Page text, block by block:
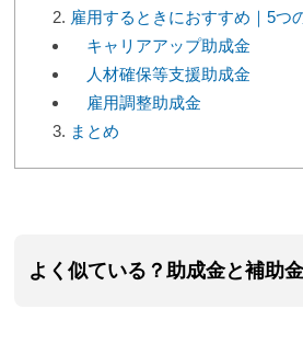
雇用するときにおすすめ｜5つ
キャリアアップ助成金
人材確保等支援助成金
雇用調整助成金
まとめ
よく似ている？助成金と補助